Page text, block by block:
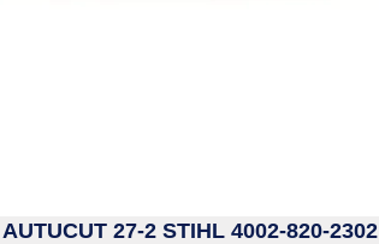
27-2 STIHL 4002-820-2302